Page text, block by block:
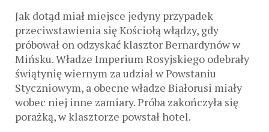
Jak dotąd miał miejsce jedyny przypadek
przeciwstawienia się Kościołą włądzy, gdy
próbował on odzyskać klasztor Bernardynów w
Mińsku. Władze Imperium Rosyjskiego odebrały
świątynię wiernym za udział w Powstaniu
Styczniowym, a obecne władze Białorusi miały
wobec niej inne zamiary. Próba zakończyła się
porażką, w klasztorze powstał hotel.